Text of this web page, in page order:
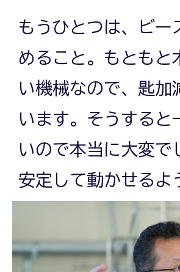
もうひとつは、ビー
めること。もともと
い機械なので、匙加
います。そうすると
いので本当に大変で
安定して動かせるよ